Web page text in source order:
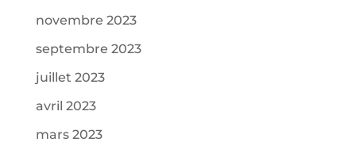
novembre 2023
septembre 2023
juillet 2023
avril 2023
mars 2023